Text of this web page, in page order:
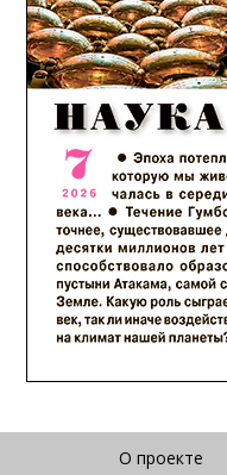
О проекте